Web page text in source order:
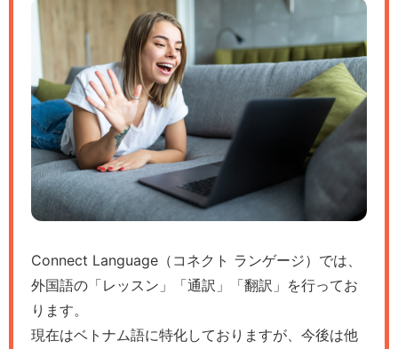
Connect Language（コネクト ランゲージ）では、
外国語の「レッスン」「通訳」「翻訳」を行ってお
ります。
現在はベトナム語に特化しておりますが、今後は他